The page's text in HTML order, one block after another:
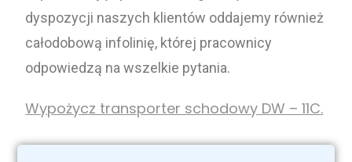
dyspozycji naszych klientów oddajemy również
całodobową infolinię, której pracownicy
odpowiedzą na wszelkie pytania.
Wypożycz transporter schodowy DW – 11C.